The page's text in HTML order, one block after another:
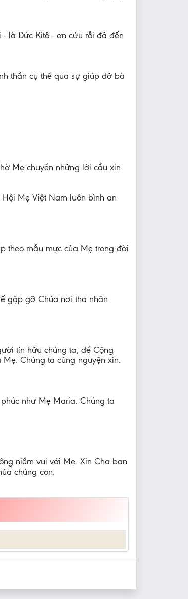
là Ðức Kitô - ơn cứu rỗi đã đến
thần cụ thể qua sự giúp đỡ bà
Mẹ chuyển những lời cầu xin
Mẹ Việt Nam luôn bình an
theo mẫu mực của Mẹ trong đời
gặp gỡ Chúa nơi tha nhân
tín hữu chúng ta, để Cộng
Chúng ta cùng nguyện xin.
như Mẹ Maria. Chúng ta
niềm vui với Mẹ. Xin Cha ban
chúng con.